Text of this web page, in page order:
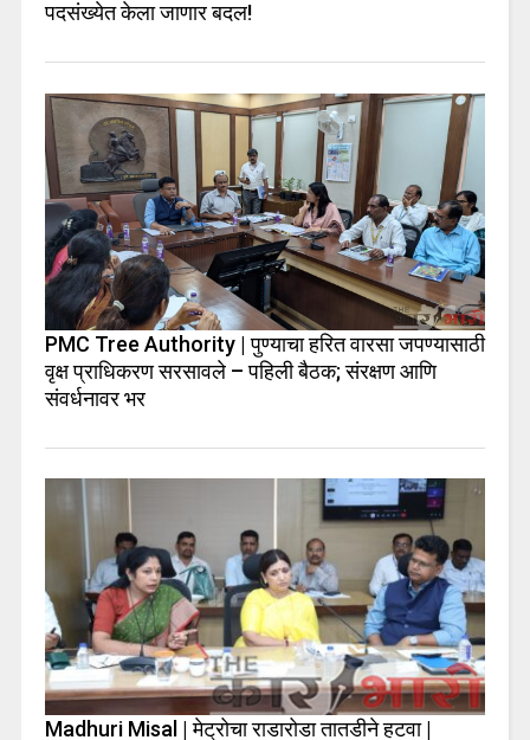
पदसंख्येत केला जाणार बदल!
PMC Tree Authority | पुण्याचा हरित वारसा जपण्यासाठी
वृक्ष प्राधिकरण सरसावले – पहिली बैठक; संरक्षण आणि
संवर्धनावर भर
Madhuri Misal | मेट्रोचा राडारोडा तातडीने हटवा |